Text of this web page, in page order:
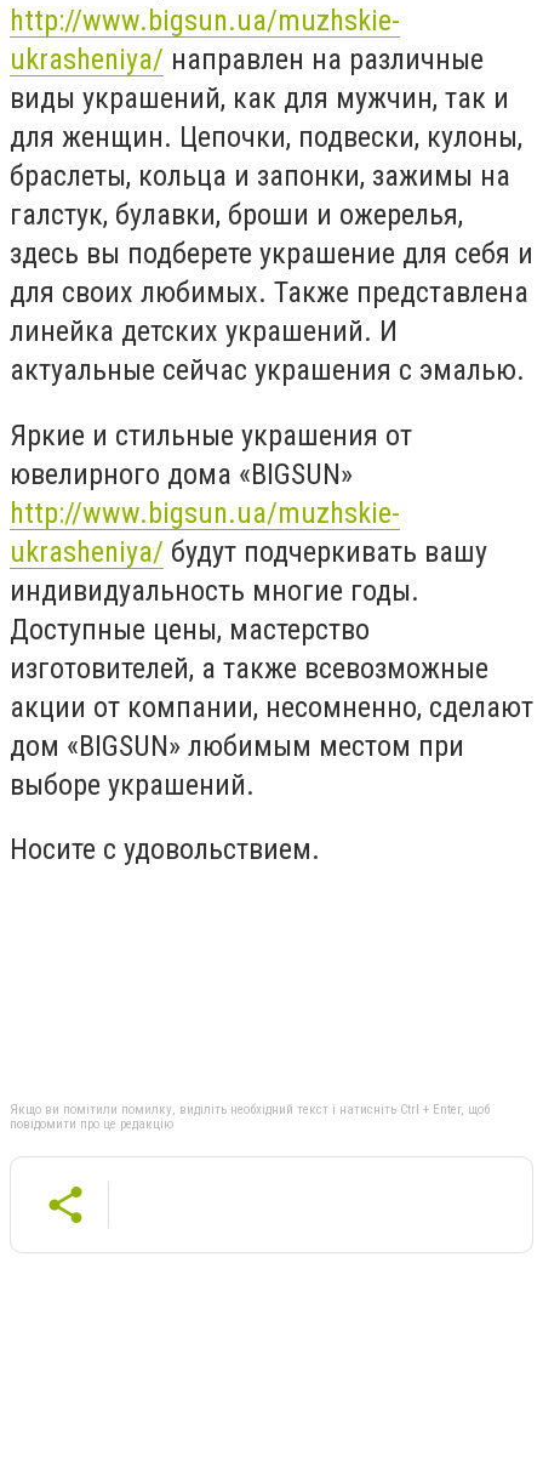
http://www.bigsun.ua/muzhskie-
ukrasheniya/ направлен на различные
виды украшений, как для мужчин, так и
для женщин. Цепочки, подвески, кулоны,
браслеты, кольца и запонки, зажимы на
галстук, булавки, броши и ожерелья,
здесь вы подберете украшение для себя и
для своих любимых. Также представлена
линейка детских украшений. И
актуальные сейчас украшения с эмалью.
Яркие и стильные украшения от
ювелирного дома «BIGSUN»
http://www.bigsun.ua/muzhskie-
ukrasheniya/ будут подчеркивать вашу
индивидуальность многие годы.
Доступные цены, мастерство
изготовителей, а также всевозможные
акции от компании, несомненно, сделают
дом «BIGSUN» любимым местом при
выборе украшений.
Носите с удовольствием.
Якщо ви помітили помилку, виділіть необхідний текст і натисніть Ctrl + Enter, щоб
повідомити про це редакцію